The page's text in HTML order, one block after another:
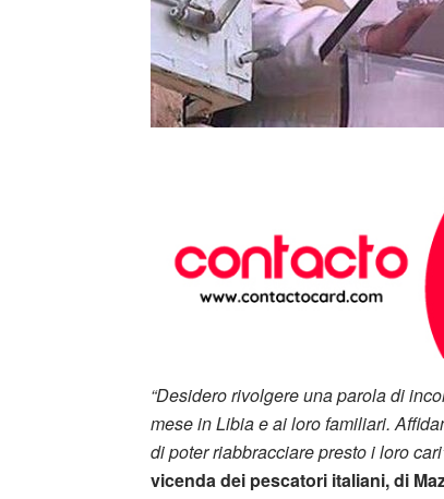
“Desidero rivolgere una parola di
mese in Libia e ai loro familiari.
di poter riabbracciare presto i loro
vicenda dei pescatori italiani, di